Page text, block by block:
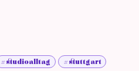
#studioalltag #stuttgart